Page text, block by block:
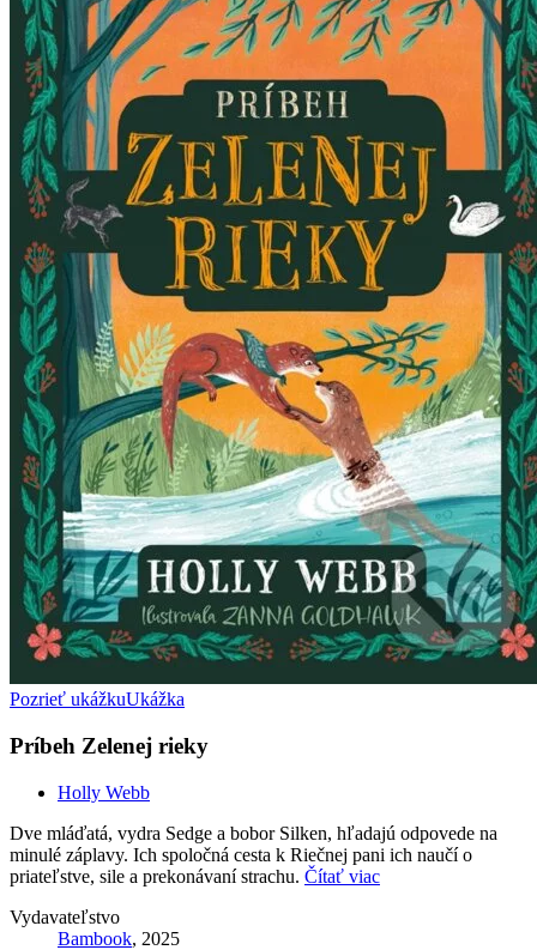
Pozrieť ukážkuUkážka
Príbeh Zelenej rieky
Holly Webb
Dve mláďatá, vydra Sedge a bobor Silken, hľadajú odpovede na
minulé záplavy. Ich spoločná cesta k Riečnej pani ich naučí o
priateľstve, sile a prekonávaní strachu. Čítať viac
Vydavateľstvo
Bambook, 2025